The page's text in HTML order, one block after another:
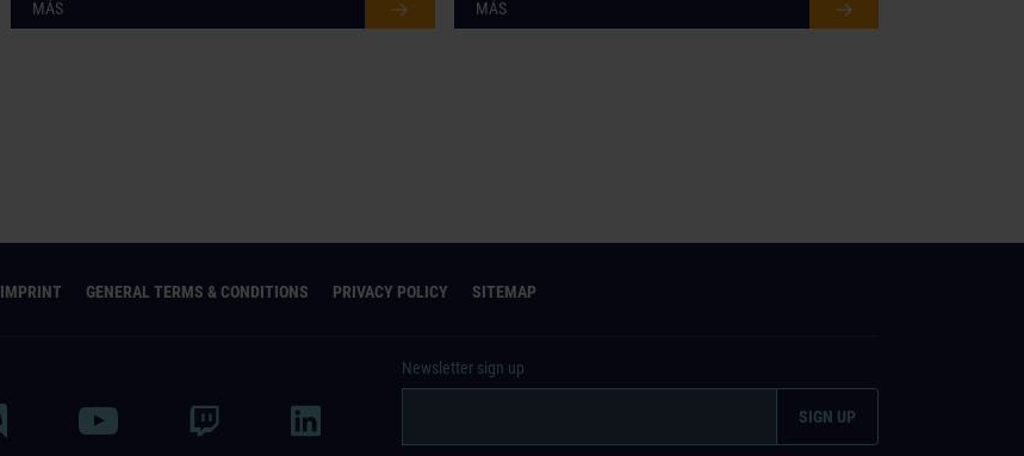
MÁS MÁS
IMPRINT GENERAL TERMS & CONDITIONS PRIVACY POLICY SITEMAP
Newsletter sign up